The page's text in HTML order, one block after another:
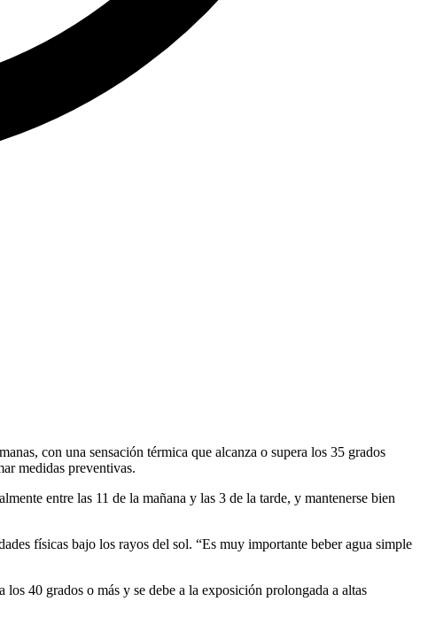
con una sensación térmica que alcanza o supera los 35 grados
medidas preventivas.
entre las 11 de la mañana y las 3 de la tarde, y mantenerse bien
físicas bajo los rayos del sol. “Es muy importante beber agua simple
40 grados o más y se debe a la exposición prolongada a altas